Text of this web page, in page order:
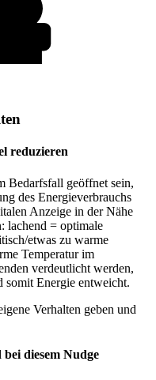
reduzieren
Bedarfsfall geöffnet sein,
des Energieverbrauchs
Anzeige in der Nähe
lachend = optimale
etwas zu warme
Temperatur im
verdeutlicht werden,
somit Energie entweicht.
Verhalten geben und
diesem Nudge